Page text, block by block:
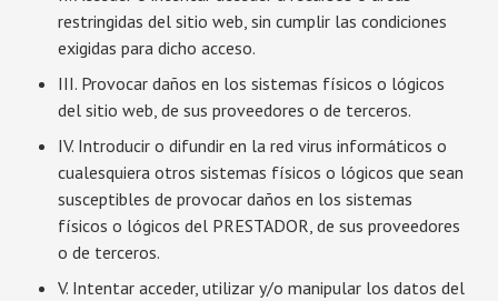
restringidas del sitio web, sin cumplir las condiciones
exigidas para dicho acceso.
III. Provocar daños en los sistemas físicos o lógicos
del sitio web, de sus proveedores o de terceros.
IV. Introducir o difundir en la red virus informáticos o
cualesquiera otros sistemas físicos o lógicos que sean
susceptibles de provocar daños en los sistemas
físicos o lógicos del PRESTADOR, de sus proveedores
o de terceros.
V. Intentar acceder, utilizar y/o manipular los datos del